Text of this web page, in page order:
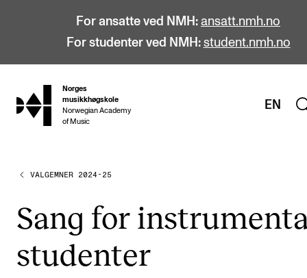
For ansatte ved NMH: ansatt.nmh.no
For studenter ved NMH: student.nmh.no
hjem
Norges
musikkhøgskole
Norwegian Academy
of Music
EN
STUDIER
Bachelor
Master
VALGEMNER 2024-25
Sang for
stu­den­ter